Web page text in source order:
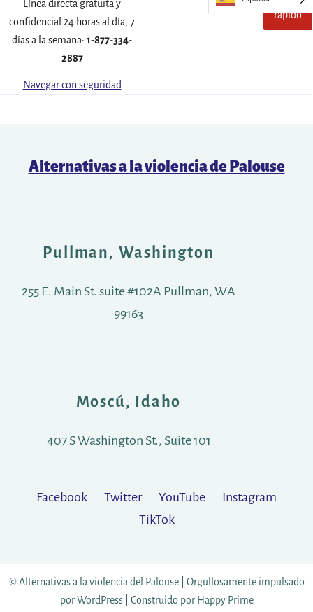
Línea directa gratuita y
confidencial 24 horas al día, 7
días a la semana: 1-877-334-
2887
Navegar con seguridad
de
este
rápido
Alternativas a la violencia de Palouse
Pullman, Washington
255 E. Main St. suite #102A Pullman, WA
99163
Moscú, Idaho
407 S Washington St., Suite 101
Facebook Twitter YouTube
Instagram
TikTok
© Alternativas a la violencia del Palouse | Orgullosamente impulsado
por WordPress
Construido por Happy Prime